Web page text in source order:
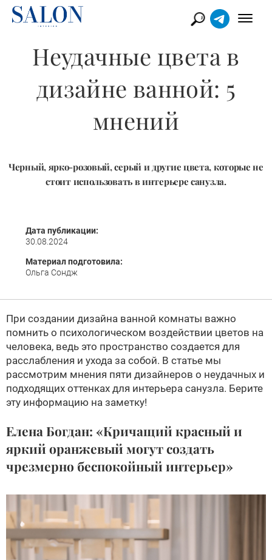
Неудачные цвета в
дизайне ванной: 5
мнений
Черный, ярко-розовый, серый и другие цвета, которые не
стоит использовать в интерьере санузла.
Дата публикации:
30.08.2024
Материал подготовила:
Ольга Сондж
При создании дизайна ванной комнаты важно
помнить о психологическом воздействии цветов на
человека, ведь это пространство создается для
расслабления и ухода за собой. В статье мы
рассмотрим мнения пяти дизайнеров о неудачных и
подходящих оттенках для интерьера санузла. Берите
эту информацию на заметку!
Елена Богдан: «Кричащий красный и
яркий оранжевый могут создать
чрезмерно беспокойный интерьер»